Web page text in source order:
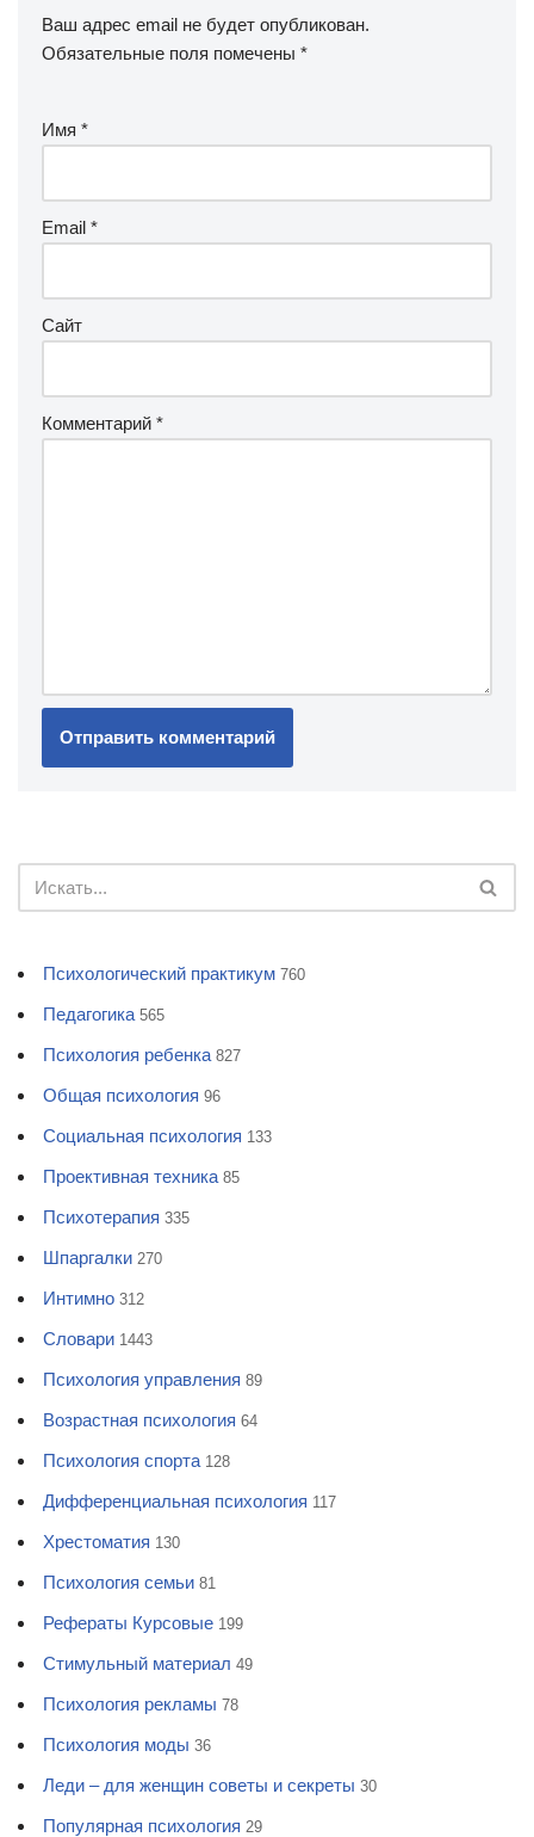
Ваш адрес email не будет опубликован.
Обязательные поля помечены *
Имя *
Email *
Сайт
Комментарий *
Психологический практикум 760
Педагогика 565
Психология ребенка 827
Общая психология 96
Социальная психология 133
Проективная техника 85
Психотерапия 335
Шпаргалки 270
Интимно 312
Словари 1443
Психология управления 89
Возрастная психология 64
Психология спорта 128
Дифференциальная психология 117
Хрестоматия 130
Психология семьи 81
Рефераты Курсовые 199
Стимульный материал 49
Психология рекламы 78
Психология моды 36
Леди – для женщин советы и секреты 30
Популярная психология 29